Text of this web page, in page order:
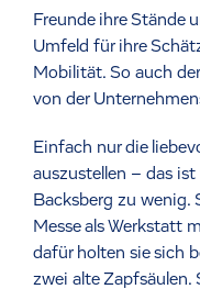
Freunde ihre Stände
Umfeld für ihre
Mobilität. So auch
von der
Einfach nur die
auszustellen – das
Backsberg zu wenig.
Messe als Werkstatt
dafür holten sie sich
zwei alte Zapfsäulen.